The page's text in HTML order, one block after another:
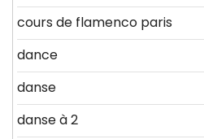
cours de flamenco paris
dance
danse
danse à 2